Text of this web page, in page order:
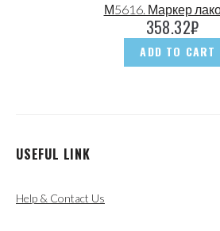
М5616. Маркер
358.32₽
ADD TO CART
USEFUL LINK
Help & Contact Us